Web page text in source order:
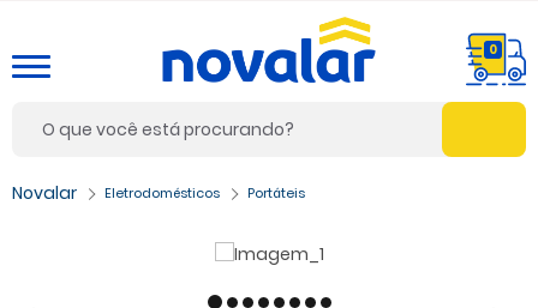
0
Eletrodomésticos Portáteis